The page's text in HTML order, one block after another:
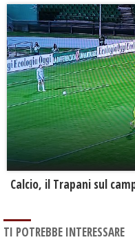
Calcio, il Trapani sul
TI POTREBBE INTERESSARE